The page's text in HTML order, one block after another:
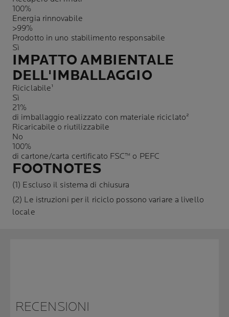
100%
Energia rinnovabile
>99%
Prodotto in uno stabilimento responsabile
Sì
IMPATTO AMBIENTALE
DELL'IMBALLAGGIO
Riciclabile¹
Sì
21%
di imballaggio realizzato con materiale riciclato²
Ricaricabile o riutilizzabile
No
100%
di cartone/carta certificato FSC™ o PEFC
FOOTNOTES
(1) Escluso il sistema di chiusura
(2) Le istruzioni per il riciclo possono variare a livello
locale
RECENSIONI